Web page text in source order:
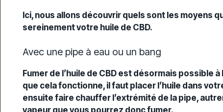
Ici, nous allons découvrir quels sont les moyens
sereinement votre huile de CBD.
Avec une pipe à eau ou un bang
Fumer de l’huile de CBD est désormais possible à
que cela fonctionne, il faut placer l’huile dans
ensuite faire chauffer l’extrémité de la pipe,